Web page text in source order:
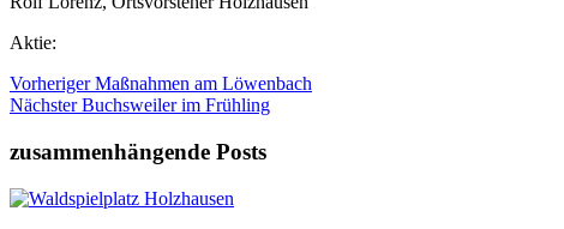
Aktie:
Vorheriger Maßnahmen am Löwenbach
Nächster Buchsweiler im Frühling
zusammenhängende Posts